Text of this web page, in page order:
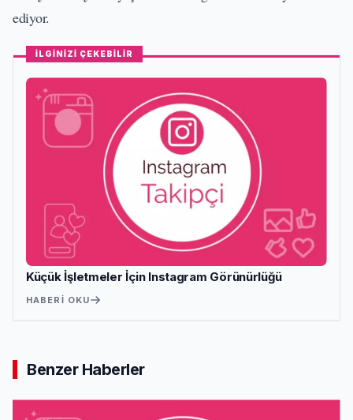
ediyor.
İLGİNİZİ ÇEKEBİLİR
Küçük İşletmeler İçin Instagram Görünürlüğü
HABERI OKU
Benzer Haberler